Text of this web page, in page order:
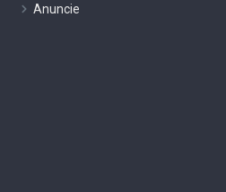
Anuncie